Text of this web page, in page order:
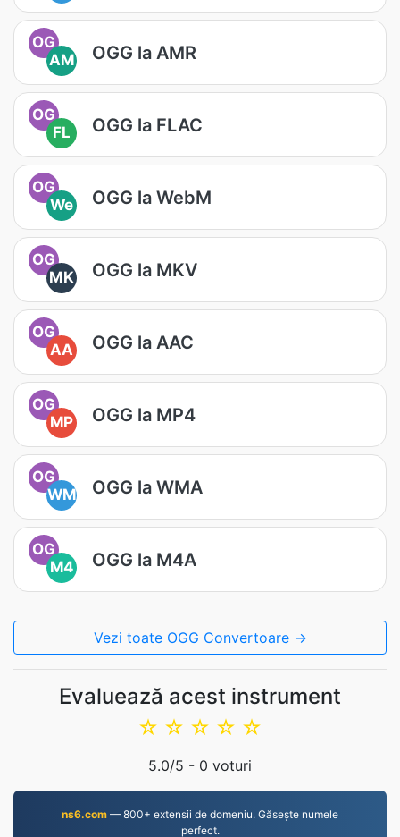
OG
AM
OGG la AMR
OG
FL
OGG la FLAC
OG
We
OGG la WebM
OG
MK
OGG la MKV
OG
AA
OGG la AAC
OG
MP
OGG la MP4
OG
WM
OGG la WMA
OG
M4
OGG la M4A
Vezi toate OGG Convertoare →
Evaluează acest instrument
☆
☆
☆
☆
☆
5.0/5 - 0 voturi
ns6.com — 800+ extensii de domeniu. Găsește numele
perfect.